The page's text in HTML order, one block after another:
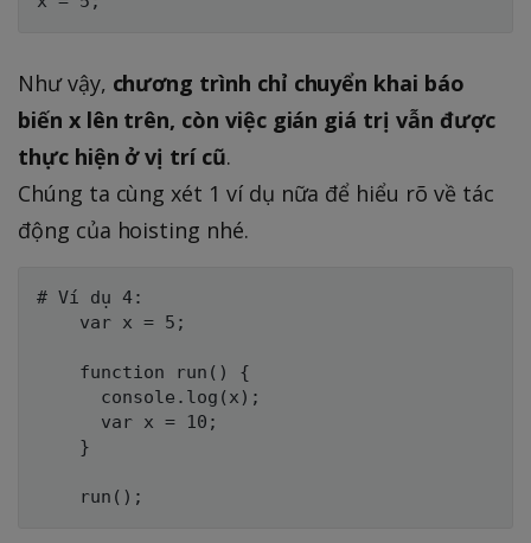
Như vậy, chương trình chỉ chuyển khai báo
biến x lên trên, còn việc gián giá trị vẫn được
thực hiện ở vị trí cũ.
Chúng ta cùng xét 1 ví dụ nữa để hiểu rõ về tác
động của hoisting nhé.
# Ví dụ 4:
    var x = 5;
    function run() {
      console.log(x);
      var x = 10;
    }